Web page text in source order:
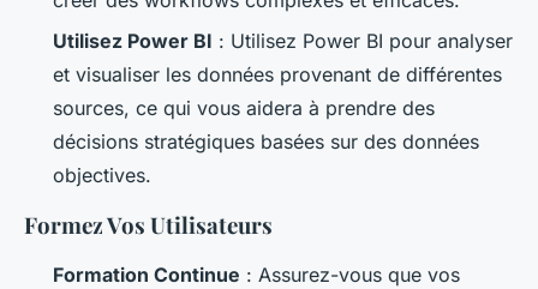
Utilisez Power BI : Utilisez Power BI pour analyser
et visualiser les données provenant de différentes
sources, ce qui vous aidera à prendre des
décisions stratégiques basées sur des données
objectives.
Formez Vos Utilisateurs
Formation Continue : Assurez-vous que vos